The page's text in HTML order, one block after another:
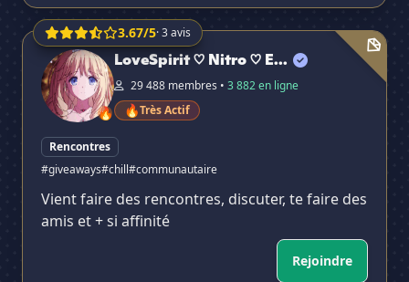
3.67/5· 3 avis
LoveSpirit ♡ Nitro ♡ Emoji ♡ Social ♡ Stickers ♡ Chill
🔥
LoveSpirit ♡ Nitro ♡ E...
29 488 membres • 3 882 en ligne
🔥Très Actif
Rencontres
#giveaways#chill#communautaire
Vient faire des rencontres, discuter, te faire des
amis et + si affinité
Rejoindre